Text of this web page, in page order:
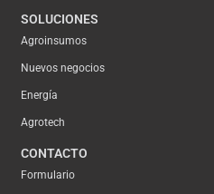
SOLUCIONES
Agroinsumos
Nuevos negocios
Energía
Agrotech
CONTACTO
Formulario